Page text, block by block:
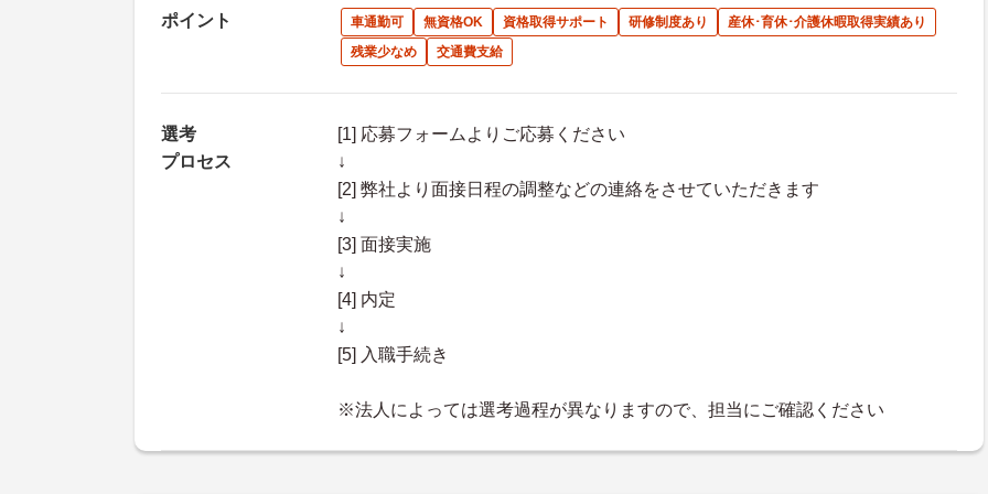
ポイント 車通勤可 無資格OK 資格取得サポート 研修制度あり
産休･育休･介護休暇取得実績あり
残業少なめ
交通費支給
選考
プロセス
[1] 応募フォームよりご応募ください
↓
[2] 弊社より面接日程の調整などの連絡をさせていただきます
↓
[3] 面接実施
↓
[4] 内定
↓
[5] 入職手続き
※法人によっては選考過程が異なりますので、担当にご確認ください